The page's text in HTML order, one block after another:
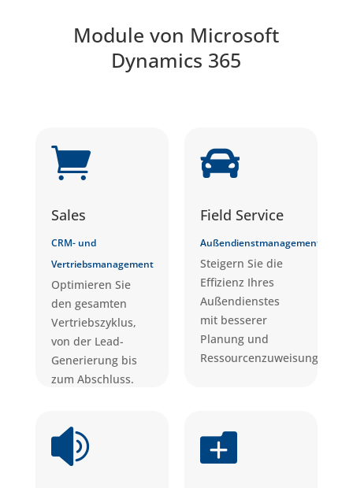
Module von Microsoft
Dynamics 365

Sales
CRM- und
Vertriebsmanagement
Optimieren Sie
den gesamten
Vertriebszyklus,
von der Lead-
Generierung bis
zum Abschluss.

Field Service
Außendienstmanagement
Steigern Sie die
Effizienz Ihres
Außendienstes
mit besserer
Planung und
Ressourcenzuweisung.
 